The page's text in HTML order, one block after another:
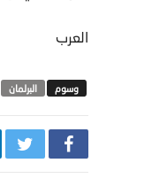
العرب
البرلمان